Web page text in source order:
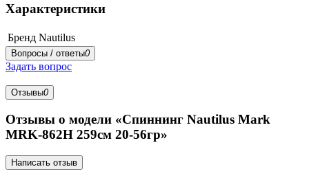
Характеристики
Бренд Nautilus
Вопросы / ответы0
Задать вопрос
Отзывы0
Отзывы о модели «Спиннинг Nautilus Mark
MRK-862H 259см 20-56гр»
Написать отзыв